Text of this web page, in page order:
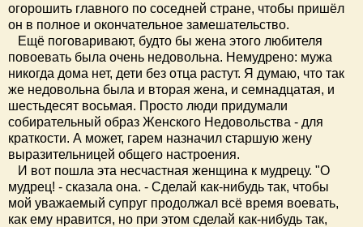
огорошить главного по соседней стране, чтобы пришёл
он в полное и окончательное замешательство.
Ещё поговаривают, будто бы жена этого любителя
повоевать была очень недовольна. Немудрено: мужа
никогда дома нет, дети без отца растут. Я думаю, что так
же недовольна была и вторая жена, и семнадцатая, и
шестьдесят восьмая. Просто люди придумали
собирательный образ Женского Недовольства - для
краткости. А может, гарем назначил старшую жену
выразительницей общего настроения.
И вот пошла эта несчастная женщина к мудрецу. "О
мудрец! - сказала она. - Сделай как-нибудь так, чтобы
мой уважаемый супруг продолжал всё время воевать,
как ему нравится, но при этом сделай как-нибудь так,